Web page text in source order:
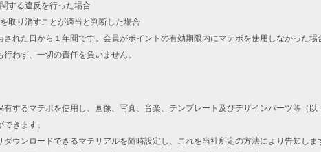
する違反を行った場合
取り消すことが適当と判断した場合
れた日から１年間です。会員がポイントの有効期限内にマテポを使用しなかった場
わず、一切の責任を負いません。
するマテポを使用し、画像、写真、音楽、テンプレート及びデザインパーツ等（
きます。
ウンロードできるマテリアルを随時設定し、これを当社所定の方法により告知しま